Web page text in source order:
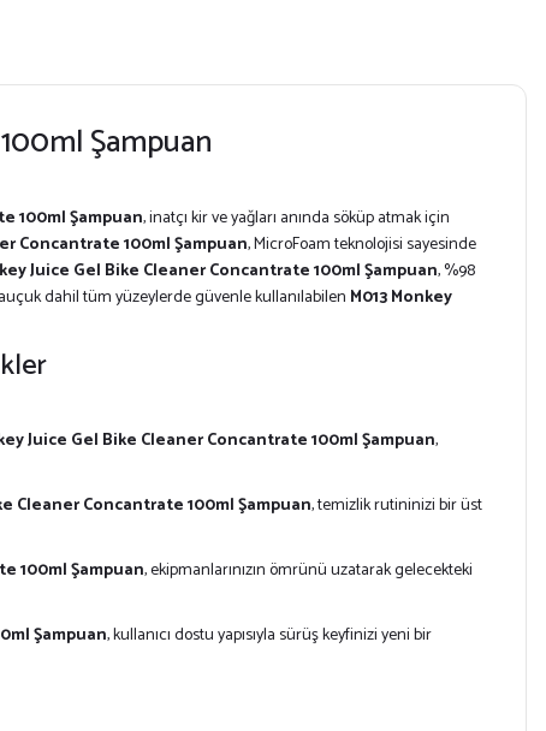
Şampuan
100ml Şampuan, inatçı kir ve yağları anında söküp atmak için
Concantrate 100ml Şampuan, MicroFoam teknolojisi sayesinde
Juice Gel Bike Cleaner Concantrate 100ml Şampuan, %98
dahil tüm yüzeylerde güvenle kullanılabilen M013 Monkey
Juice Gel Bike Cleaner Concantrate 100ml Şampuan,
Cleaner Concantrate 100ml Şampuan, temizlik rutininizi bir üst
100ml Şampuan, ekipmanlarınızın ömrünü uzatarak gelecekteki
Şampuan, kullanıcı dostu yapısıyla sürüş keyfinizi yeni bir